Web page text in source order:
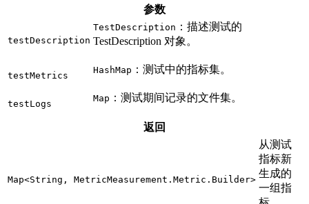
参数
testDescription
TestDescription ：描述测试的
TestDescription 对象。
testMetrics
HashMap ：测试中的指标集。
testLogs
Map ：测试期间记录的文件集。
返回
Map<String, MetricMeasurement.Metric.Builder>
从测试
指标新
生成的
一组指